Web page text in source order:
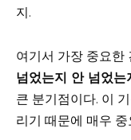
지.
여기서 가장 중요한
넘었는지 안 넘었는
큰 분기점이다. 이
리기 때문에 매우 중